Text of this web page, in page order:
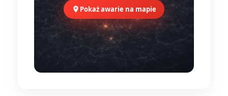
Pokaż awarie na mapie